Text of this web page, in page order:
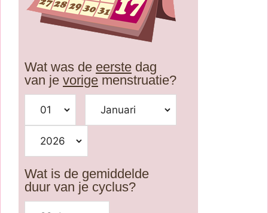
Wat was de eerste dag
van je vorige menstruatie?
Wat is de gemiddelde
duur van je cyclus?